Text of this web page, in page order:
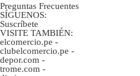
Preguntas Frecuentes
SÍGUENOS:
Suscríbete
VISITE TAMBIÉN:
elcomercio.pe -
clubelcomercio.pe -
depor.com -
trome.com -